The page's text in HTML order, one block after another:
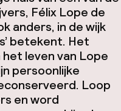
Félix Lope de
anders, in de wijk
betekent. Het
leven van Lope
persoonlijke
Loop
en word